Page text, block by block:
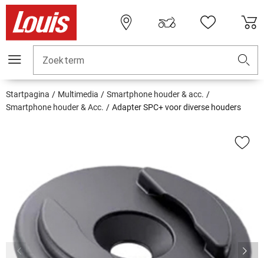
Zoekterm
Startpagina Multimedia
Smartphone houder & acc.
Smartphone houder & Acc.
Adapter SPC+ voor diverse houders